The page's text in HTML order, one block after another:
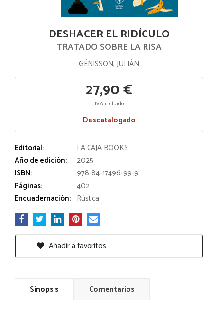
DESHACER EL RIDÍCULO
TRATADO SOBRE LA RISA
GÉNISSON, JULIÁN
27,90 €
IVA incluido
Descatalogado
Editorial:
LA CAJA BOOKS
Año de edición:
2025
ISBN:
978-84-17496-99-9
Páginas:
402
Encuadernación: Rústica
Añadir a favoritos
Sinopsis Comentarios